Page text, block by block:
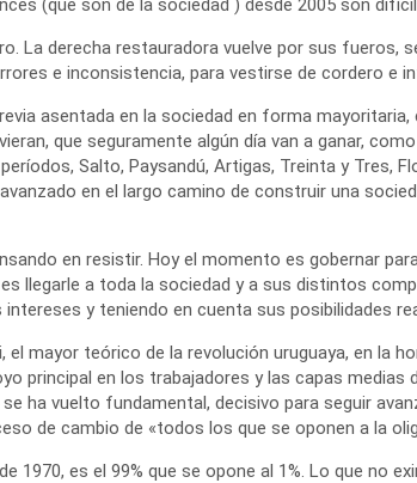
La derecha restauradora vuelve por sus fueros,
e inconsistencia, para vestirse de cordero e
asentada en la sociedad en forma
que seguramente algún día van a ganar,
Salto, Paysandú, Artigas, Treinta y Tres,
en el largo camino de construir una
en resistir. Hoy el momento es gobernar
llegarle a toda la sociedad y a sus distintos
y teniendo en cuenta sus posibilidades
el mayor teórico de la revolución uruguaya, en la
principal en los trabajadores y las capas medias
ha vuelto fundamental, decisivo para seguir
de cambio de «todos los que se oponen a la
1970, es el 99% que se opone al 1%. Lo que no